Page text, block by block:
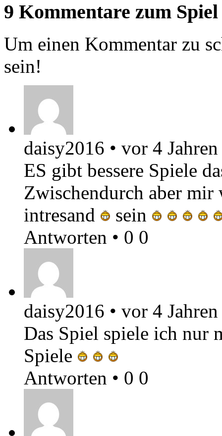
9 Kommentare zum Spiel
Um einen Kommentar zu
sein!
daisy2016 • vor 4 Jahren
ES gibt bessere Spiele
Zwischendurch aber mir
intresand
sein
Antworten • 0 0
daisy2016 • vor 4 Jahren
Das Spiel spiele ich nur
Spiele
Antworten • 0 0